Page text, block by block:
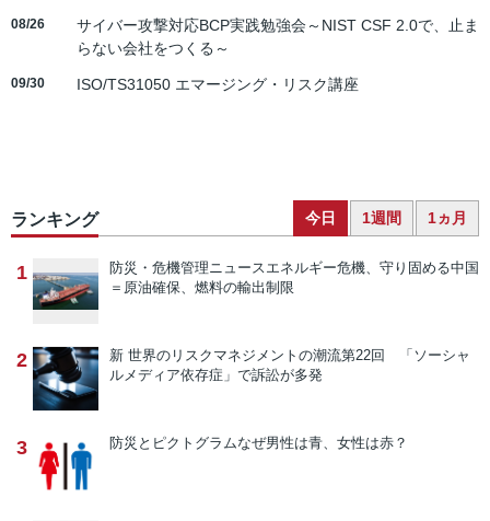
08/26
サイバー攻撃対応BCP実践勉強会～NIST CSF 2.0で、止ま
らない会社をつくる～
09/30 ISO/TS31050 エマージング・リスク講座
ランキング 今日 1週間 1ヵ月
1 防災・危機管理ニュースエネルギー危機、守り固める中国
＝原油確保、燃料の輸出制限
2 新 世界のリスクマネジメントの潮流第22回 「ソーシャ
ルメディア依存症」で訴訟が多発
3 防災とピクトグラムなぜ男性は青、女性は赤？